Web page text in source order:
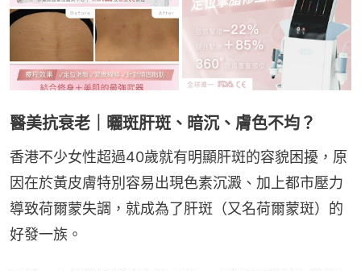
醫美抗衰老｜曬斑肝斑、暗沉、膚色不均？
香港不少女性超過40歲就有明顯肝斑的容貌困擾，原
因在於黃皮膚特別容易出現色素沉澱、加上都市壓力
導致荷爾蒙失調，就成為了肝斑（又名荷爾蒙斑）的
好發一族。